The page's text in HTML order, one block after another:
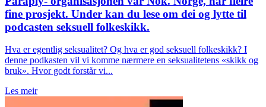
fine prosjekt. Under kan du lese om dei og lytte til
podcasten seksuell folkeskikk.
Hva er egentlig seksualitet? Og hva er god seksuell folkeskikk? I
denne podkasten vil vi komme nærmere en seksualitetens «skikk og
bruk». Hvor godt forstår vi...
Les meir